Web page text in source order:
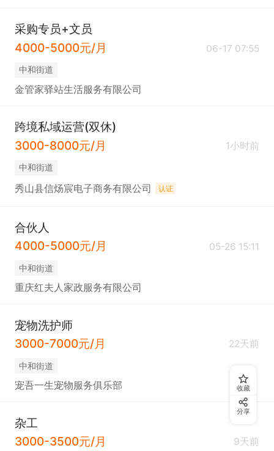
采购专员+文员
4000-5000元/月
06-17 07:55
中和街道
金管家驿站生活服务有限公司
跨境私域运营(双休)
3000-8000元/月
1小时前
中和街道
秀山县信炀宸电子商务有限公司 认证
合伙人
4000-5000元/月
05-26 15:11
中和街道
重庆红夫人家政服务有限公司
宠物洗护师
3000-7000元/月
22天前
中和街道
宠吾一生宠物服务俱乐部
杂工
3000-3500元/月
9天前
收藏
分享